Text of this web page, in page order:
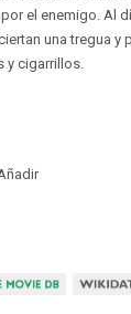
el enemigo. Al
una tregua y
y cigarrillos.